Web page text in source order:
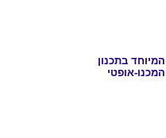
המיוחד בתכנון
המכנו-אופטי